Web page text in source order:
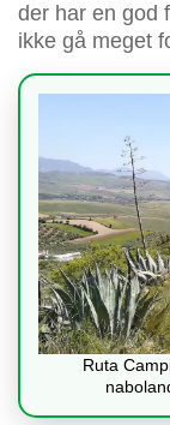
der har en god
ikke gå meget
Ruta